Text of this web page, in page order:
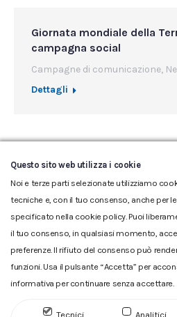
Giornata mondiale della
campagna social
Campagne di comunicazione,
Dettagli
… 7 8
Glossario|Privacy|Cookie|
Questo sito web utilizza i cookie
Noi e terze parti selezionate utilizziamo
tecniche e, con il tuo consenso, anche per
specificato nella cookie policy. Puoi
il tuo consenso, in qualsiasi momento,
preferenze. Il rifiuto del consenso può
funzioni. Usa il pulsante “Accetta” per
informativa per continuare senza accettare.
Tecnici Analitici